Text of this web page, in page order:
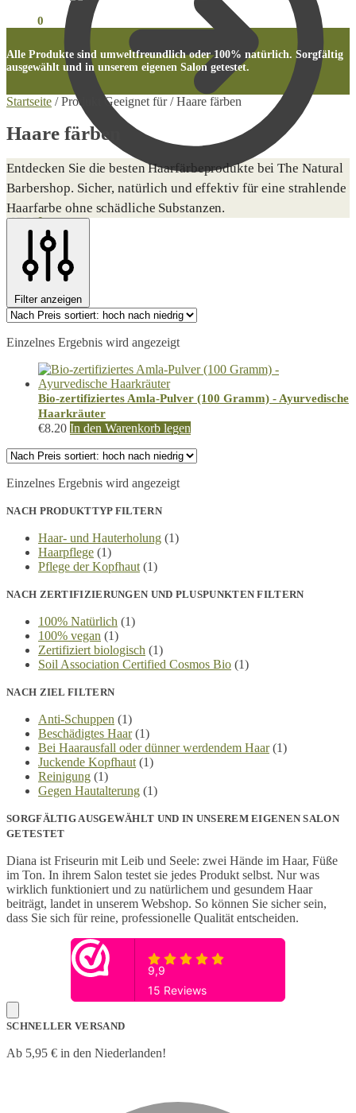
€0.00 0
0
Alle Produkte sind umweltfreundlich oder 100% natürlich. Sorgfältig
ausgewählt und in unserem eigenen Salon getestet.
Startseite /Produkt Geeignet für/Haare färben
Haare färben
Entdecken Sie die besten Haarfärbeprodukte bei The Natural
Barbershop. Sicher, natürlich und effektiv für eine strahlende
Haarfarbe ohne schädliche Substanzen.
Filter anzeigen
Einzelnes Ergebnis wird angezeigt
Bio-zertifiziertes Amla-Pulver (100 Gramm) - Ayurvedische
Haarkräuter
€8.20 In den Warenkorb legen
Einzelnes Ergebnis wird angezeigt
NACH PRODUKTTYP FILTERN
Haar- und Hauterholung (1)
Haarpflege (1)
Pflege der Kopfhaut (1)
NACH ZERTIFIZIERUNGEN UND PLUSPUNKTEN FILTERN
100% Natürlich (1)
100% vegan (1)
Zertifiziert biologisch (1)
Soil Association Certified Cosmos Bio (1)
NACH ZIEL FILTERN
Anti-Schuppen (1)
Beschädigtes Haar (1)
Bei Haarausfall oder dünner werdendem Haar (1)
Juckende Kopfhaut (1)
Reinigung (1)
Gegen Hautalterung (1)
SORGFÄLTIG AUSGEWÄHLT UND IN UNSEREM EIGENEN SALON
GETESTET
Diana ist Friseurin mit Leib und Seele: zwei Hände im Haar, Füße
im Ton. In ihrem Salon testet sie jedes Produkt selbst. Nur was
wirklich funktioniert und zu natürlichem und gesundem Haar
beiträgt, landet in unserem Webshop. So können Sie sicher sein,
dass Sie sich für reine, professionelle Qualität entscheiden.
SCHNELLER VERSAND
Ab 5,95 € in den Niederlanden!